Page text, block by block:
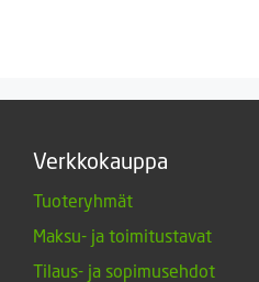
Verkkokauppa
Tuoteryhmät
Maksu- ja toimitustavat
Tilaus- ja sopimusehdot